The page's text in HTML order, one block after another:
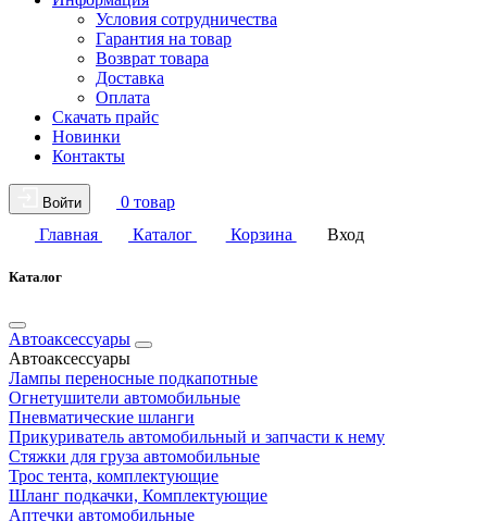
Условия сотрудничества
Гарантия на товар
Возврат товара
Доставка
Оплата
Скачать прайс
Новинки
Контакты
Войти
0 товар
Главная
Каталог Корзина Вход
Каталог
Автоаксессуары
Автоаксессуары
Лампы переносные подкапотные
Огнетушители автомобильные
Пневматические шланги
Прикуриватель автомобильный и запчасти к нему
Стяжки для груза автомобильные
Трос тента, комплектующие
Шланг подкачки, Комплектующие
Аптечки автомобильные